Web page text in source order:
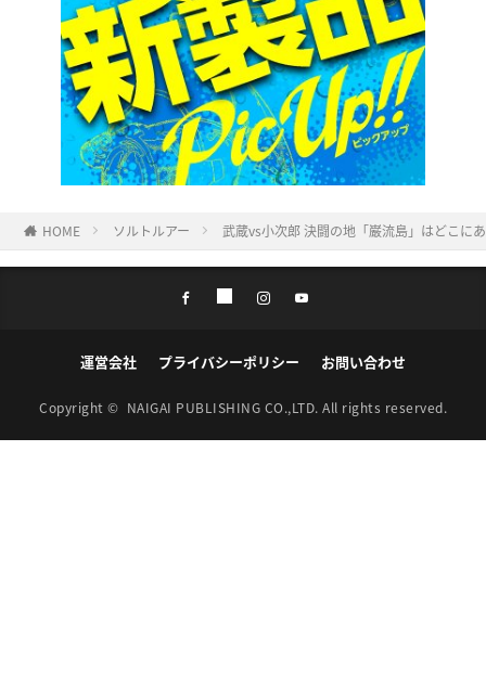
HOME ソルトルアー 武蔵vs小次郎 決闘の地「巌流島」はどこに
運営会社 プライバシーポリシー お問い合わせ
Copyright © NAIGAI PUBLISHING CO.,LTD. All rights reserved.